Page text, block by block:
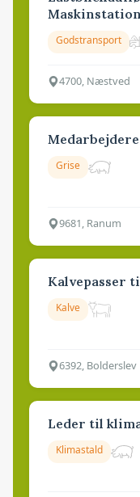
Maskinstation
Godstransport
4700, Næstved
Grise
9681, Ranum
Kalvepasser
Kalve
6392, Bolderslev
Leder til
Klimastald